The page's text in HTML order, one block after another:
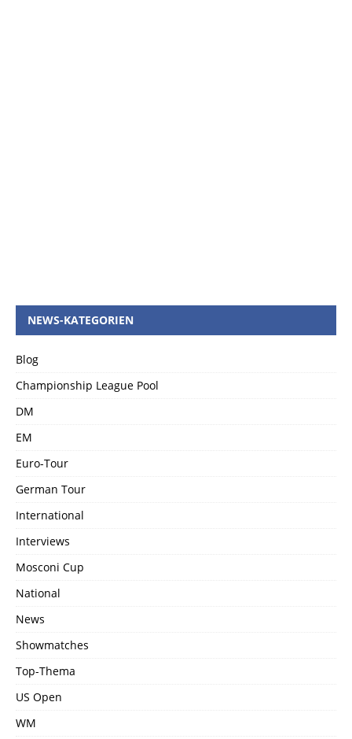
NEWS-KATEGORIEN
Blog
Championship League Pool
DM
EM
Euro-Tour
German Tour
International
Interviews
Mosconi Cup
National
News
Showmatches
Top-Thema
US Open
WM